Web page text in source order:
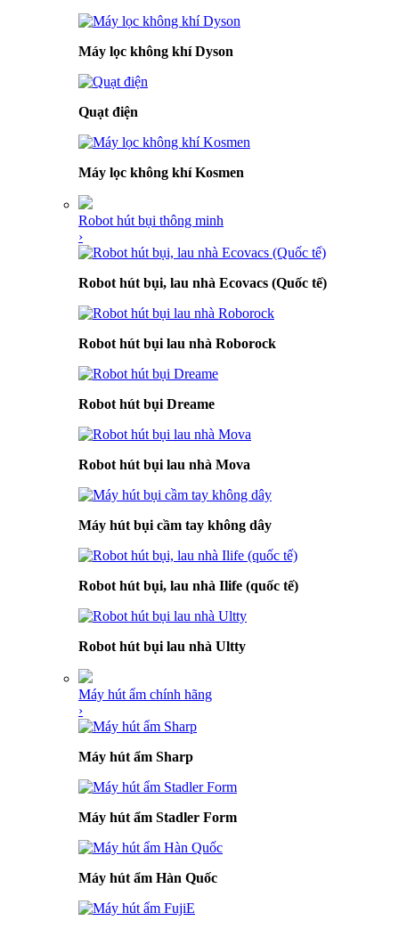
Máy lọc không khí Dyson
Quạt điện
Máy lọc không khí Kosmen
Robot hút bụi thông minh
›
Robot hút bụi, lau nhà Ecovacs (Quốc tế)
Robot hút bụi lau nhà Roborock
Robot hút bụi Dreame
Robot hút bụi lau nhà Mova
Máy hút bụi cầm tay không dây
Robot hút bụi, lau nhà Ilife (quốc tế)
Robot hút bụi lau nhà Ultty
Máy hút ẩm chính hãng
›
Máy hút ẩm Sharp
Máy hút ẩm Stadler Form
Máy hút ẩm Hàn Quốc